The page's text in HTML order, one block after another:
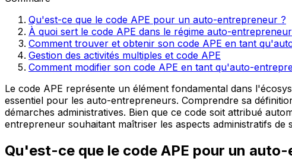
Qu'est-ce que le code APE pour un auto-entrepreneur ?
À quoi sert le code APE dans le régime auto-
Comment trouver et obtenir son code APE en tant
Gestion des activités multiples et code APE
Comment modifier son code APE en tant qu'auto-
Le code APE représente un élément fondamental dans
essentiel pour les auto-entrepreneurs. Comprendre sa
démarches administratives. Bien que ce code soit attribué
entrepreneur souhaitant maîtriser les aspects administratifs de
Qu'est-ce que le code APE pour un